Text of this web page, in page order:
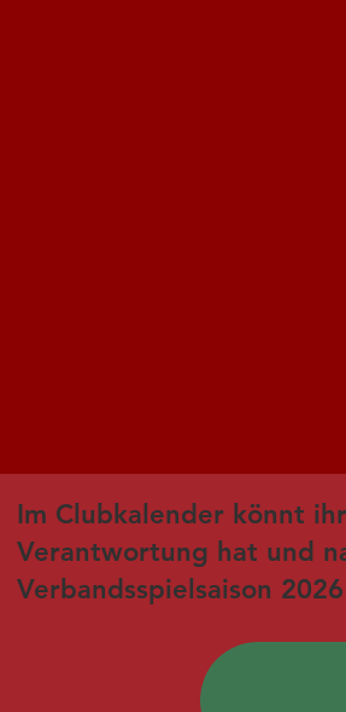
Im Clubkalender könnt
Verantwortung hat und
Verbandsspielsaison 2026